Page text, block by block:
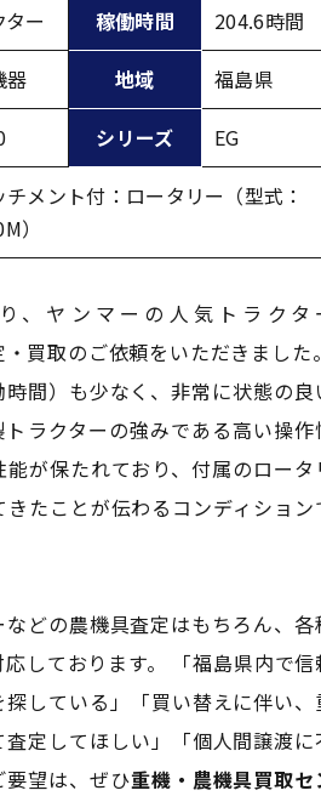
ター 稼働時間
204.6時間
器 地域
福島県
シリーズ EG
チメント付：ロータリー（型式：
）
、ヤンマーの人気トラクタ
・買取のご依頼をいただきました
間）も少なく、非常に状態の良
ラクターの強みである高い操作
能が保たれており、付属のロータ
たことが伝わるコンディション
どの農機具査定はもちろん、各
しております。 「福島県内で信
している」「買い替えに伴い、
定してほしい」「個人間譲渡に
望は、ぜひ重機・農機具買取セ